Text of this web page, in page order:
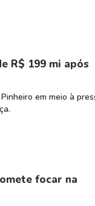
R$ 199 mi após
em meio à
focar na